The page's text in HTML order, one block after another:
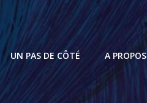
UN PAS DE CÔTÉ A PROPOS